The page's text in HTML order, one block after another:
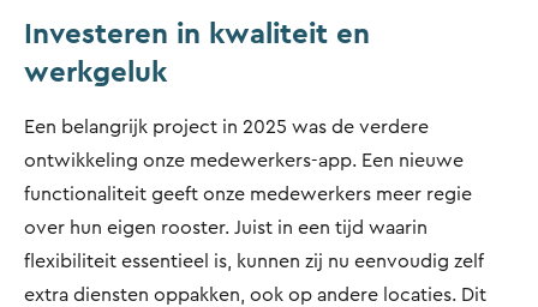
Investeren in kwaliteit en
werkgeluk
Een belangrijk project in 2025 was de verdere
ontwikkeling onze medewerkers-app. Een nieuwe
functionaliteit geeft onze medewerkers meer regie
over hun eigen rooster. Juist in een tijd waarin
flexibiliteit essentieel is, kunnen zij nu eenvoudig zelf
extra diensten oppakken, ook op andere locaties. Dit